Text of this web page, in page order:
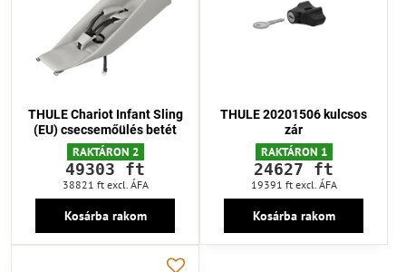
THULE Chariot Infant Sling
(EU) csecsemőülés betét
RAKTÁRON 2
49303 ft
38821 ft excl. ÁFA
Kosárba rakom
THULE 20201506 kulcsos
zár
RAKTÁRON 1
24627 ft
19391 ft excl. ÁFA
Kosárba rakom